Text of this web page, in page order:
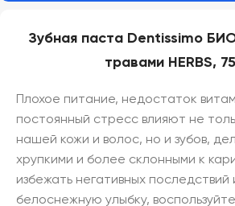
Зубная паста Dentissimo
травами HERBS,
Плохое питание, недостаток
постоянный стресс влияют не
нашей кожи и волос, но и зубов,
хрупкими и более склонными к
избежать негативных последствий
белоснежную улыбку,